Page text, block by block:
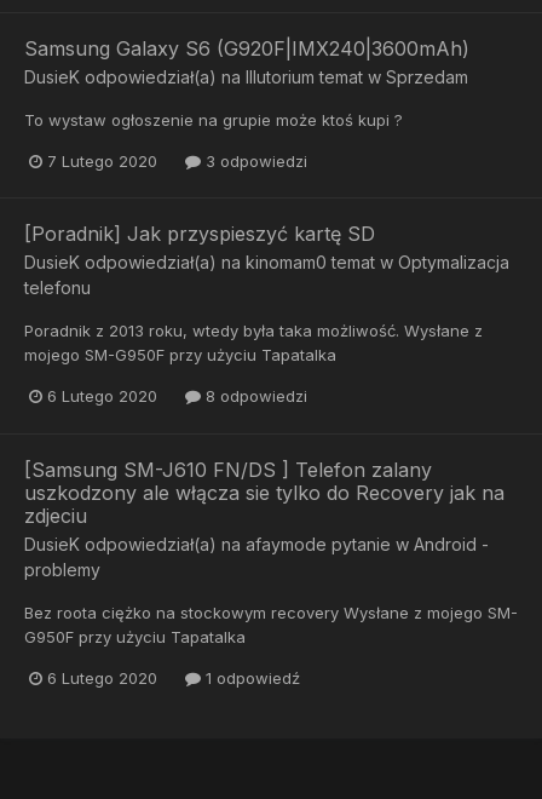
Samsung Galaxy S6 (G920F|IMX240|3600mAh)
DusieK odpowiedział(a) na Illutorium temat w Sprzedam
To wystaw ogłoszenie na grupie może ktoś kupi ?
7 Lutego 2020 3 odpowiedzi
[Poradnik] Jak przyspieszyć kartę SD
DusieK odpowiedział(a) na kinomam0 temat w Optymalizacja
telefonu
Poradnik z 2013 roku, wtedy była taka możliwość. Wysłane z
mojego SM-G950F przy użyciu Tapatalka
6 Lutego 2020 8 odpowiedzi
[Samsung SM-J610 FN/DS ] Telefon zalany
uszkodzony ale włącza sie tylko do Recovery jak na
zdjeciu
DusieK odpowiedział(a) na afaymode pytanie w Android -
problemy
Bez roota ciężko na stockowym recovery Wysłane z mojego SM-
G950F przy użyciu Tapatalka
6 Lutego 2020 1 odpowiedź